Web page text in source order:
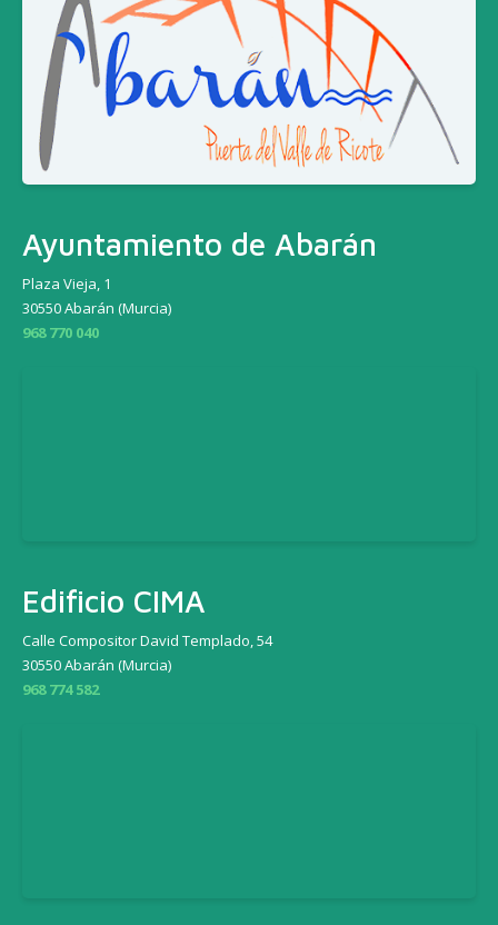
Ayuntamiento de Abarán
Plaza Vieja, 1
30550 Abarán (Murcia)
968 770 040
Edificio CIMA
Calle Compositor David Templado, 54
30550 Abarán (Murcia)
968 774 582